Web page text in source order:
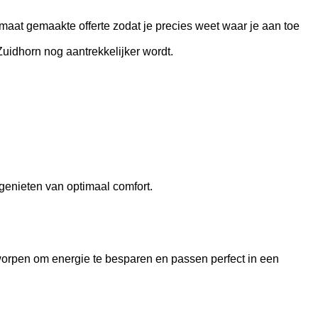
gemaakte offerte zodat je precies weet waar je aan toe
nog aantrekkelijker wordt.
van optimaal comfort.
om energie te besparen en passen perfect in een